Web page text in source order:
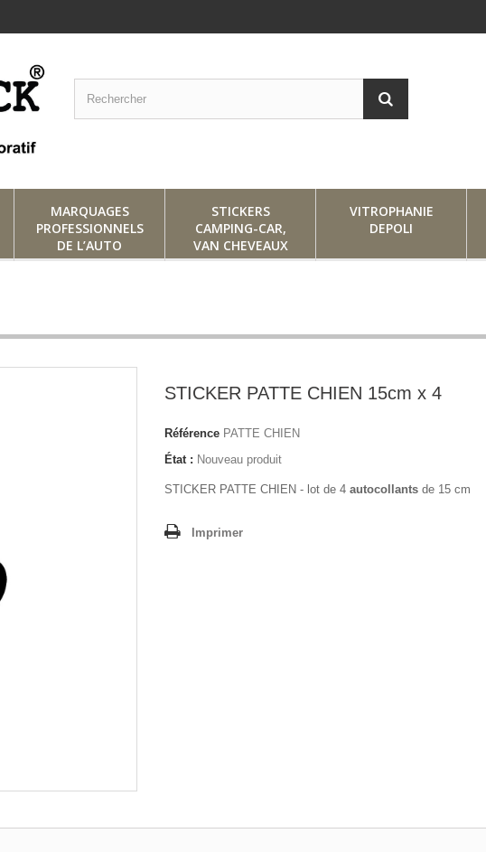
MARQUAGES
PROFESSIONNELS
DE L’AUTO
STICKERS
CAMPING-CAR,
VAN CHEVEAUX
VITROPHANIE
DEPOLI
STICKER PATTE CHIEN 15cm x 4
Référence PATTE CHIEN
État : Nouveau produit
STICKER PATTE CHIEN - lot de 4 autocollants de 15 cm
Imprimer